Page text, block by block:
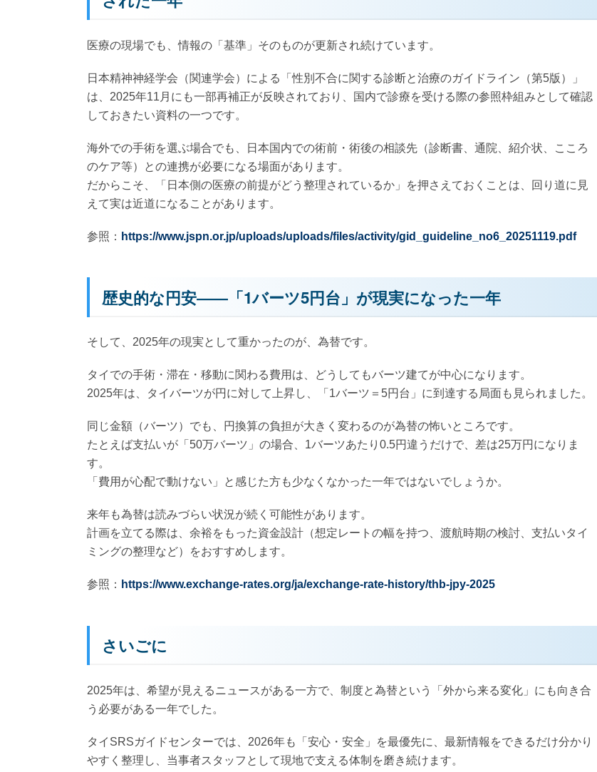
医療の現場でも、情報の「基準」そのものが更新され続けています。
日本精神神経学会（関連学会）による「性別不合に関する診断と治療のガイドライン（第5版）」
は、2025年11月にも一部再補正が反映されており、国内で診療を受ける際の参照枠組みとして確認
しておきたい資料の一つです。
海外での手術を選ぶ場合でも、日本国内での術前・術後の相談先（診断書、通院、紹介状、こころ
のケア等）との連携が必要になる場面があります。
だからこそ、「日本側の医療の前提がどう整理されているか」を押さえておくことは、回り道に見
えて実は近道になることがあります。
参照： https://www.jspn.or.jp/uploads/uploads/files/activity/gid_guideline_no6_20251119.pdf
歴史的な円安――「1バーツ5円台」が現実になった一年
そして、2025年の現実として重かったのが、為替です。
タイでの手術・滞在・移動に関わる費用は、どうしてもバーツ建てが中心になります。
2025年は、タイバーツが円に対して上昇し、「1バーツ＝5円台」に到達する局面も見られました。
同じ金額（バーツ）でも、円換算の負担が大きく変わるのが為替の怖いところです。
たとえば支払いが「50万バーツ」の場合、1バーツあたり0.5円違うだけで、差は25万円になりま
す。
「費用が心配で動けない」と感じた方も少なくなかった一年ではないでしょうか。
来年も為替は読みづらい状況が続く可能性があります。
計画を立てる際は、余裕をもった資金設計（想定レートの幅を持つ、渡航時期の検討、支払いタイ
ミングの整理など）をおすすめします。
参照： https://www.exchange-rates.org/ja/exchange-rate-history/thb-jpy-2025
さいごに
2025年は、希望が見えるニュースがある一方で、制度と為替という「外から来る変化」にも向き合
う必要がある一年でした。
タイSRSガイドセンターでは、2026年も「安心・安全」を最優先に、最新情報をできるだけ分かり
やすく整理し、当事者スタッフとして現地で支える体制を磨き続けます。